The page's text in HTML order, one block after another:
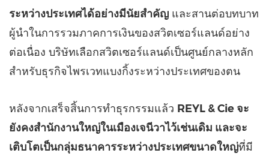
ระหว่างประเทศได้อย่างมีนัยสำคัญ และสานต่อบทบาท
ผู้นำในการรวมภาคการเงินของสวิตเซอร์แลนด์อย่าง
ต่อเนื่อง บริษัทเลือกสวิตเซอร์แลนด์เป็นศูนย์กลางหลัก
สำหรับธุรกิจไพรเวทแบงกิ้งระหว่างประเทศของตน
หลังจากเสร็จสิ้นการทำธุรกรรมแล้ว REYL & Cie จะ
ยังคงสำนักงานใหญ่ในเมืองเจนีวาไว้เช่นเดิม และจะ
เติบโตเป็นกลุ่มธนาคารระหว่างประเทศขนาดใหญ่ที่มี